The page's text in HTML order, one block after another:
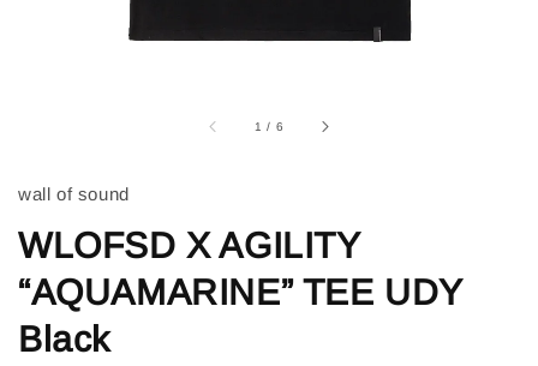
1 / 6
wall of sound
WLOFSD X AGILITY
“AQUAMARINE” TEE UDY
Black